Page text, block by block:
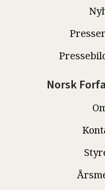
Norsk